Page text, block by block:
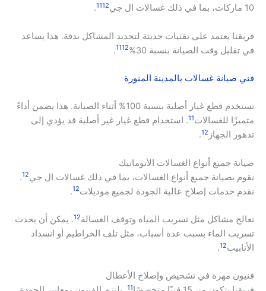
10 ماركات، بما في ذلك غسالات ال جي
1112
.
فريقنا يعتمد على تقنيات حديثة لتحديد المشاكل بدقة. هذا يساعد
في تقليل وقت الصيانة بنسبة 30%
1112
.
فني صيانة غسالات بالمدينة المنورة
نستخدم قطع غيار أصلية بنسبة 100% أثناء الصيانة. هذا يضمن أداءً
متميزًا للغسالات11. استخدام قطع غيار غير أصلية قد يؤدي إلى
تدهور الجهاز 12
.
صيانة جميع أنواع الغسالات الأتوماتيك
نقوم بصيانة جميع أنواع الغسالات، بما في ذلك غسالات ال جي12
.
نقدم خدمات إصلاح عالية الجودة لجميع موديلات12
.
نعالج مشاكل مثل تسريب المياه وتوقف الغسالة12. يمكن أن يحدث
تسريب الماء بسبب عدة أسباب، مثل تلف الخراطيم أو انسداد
الأنابيب12
.
فنيون مهرة في تشخيص وإصلاح الأعطال
11